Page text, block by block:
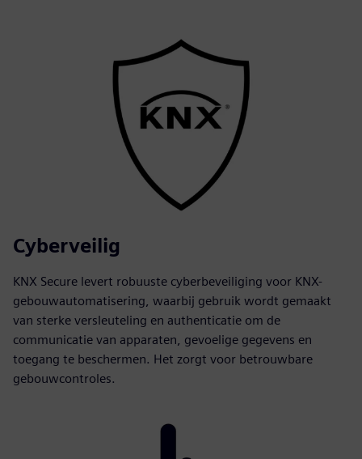
Cyberveilig
KNX Secure levert robuuste cyberbeveiliging voor KNX-
gebouwautomatisering, waarbij gebruik wordt gemaakt
van sterke versleuteling en authenticatie om de
communicatie van apparaten, gevoelige gegevens en
toegang te beschermen. Het zorgt voor betrouwbare
gebouwcontroles.